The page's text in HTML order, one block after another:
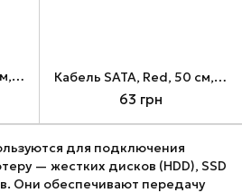
Кабель SATA, Red, 50 см, Extradigital, с защелками (KBS1798) Кабель SATA, Red, 50 см, Vention, угловой разъем, с защелками (KDDRD)
63 грн
для подключения
— жестких дисков (HDD), SSD
Они обеспечивают передачу